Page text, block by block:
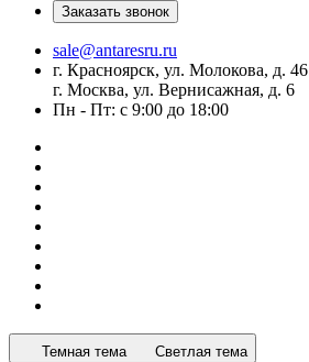
Заказать звонок
sale@antaresru.ru
г. Красноярск, ул. Молокова, д. 46
г. Москва, ул. Вернисажная, д. 6
Пн - Пт: с 9:00 до 18:00
Темная тема Светлая тема